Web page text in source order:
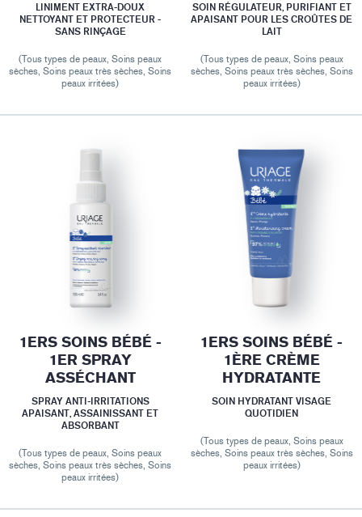
LINIMENT EXTRA-DOUX
NETTOYANT ET PROTECTEUR -
SANS RINÇAGE
(Tous types de peaux, Soins peaux
sèches, Soins peaux très sèches, Soins
peaux irritées)
SOIN RÉGULATEUR, PURIFIANT ET
APAISANT POUR LES CROÛTES DE
LAIT
(Tous types de peaux, Soins peaux
sèches, Soins peaux très sèches, Soins
peaux irritées)
1ERS SOINS BÉBÉ -
1ER SPRAY
ASSÉCHANT
SPRAY ANTI-IRRITATIONS
APAISANT, ASSAINISSANT ET
ABSORBANT
(Tous types de peaux, Soins peaux
sèches, Soins peaux très sèches, Soins
peaux irritées)
1ERS SOINS BÉBÉ -
1ÈRE CRÈME
HYDRATANTE
SOIN HYDRATANT VISAGE
QUOTIDIEN
(Tous types de peaux, Soins peaux
sèches, Soins peaux très sèches, Soins
peaux irritées)